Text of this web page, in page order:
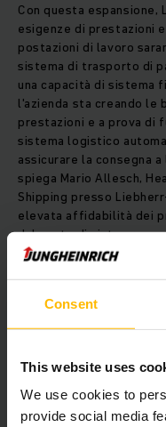
Consent
This website uses
We use cookies to
provide social media
Con questa
esigenze di prestazioni
postazioni di lavoro
sistema di trasporto di
una capacità di sistema
l'azienda sta creando le
prestazioni e a prova di
sistema logistico
assicurare la consegna
spiega Mario Allesch,
Shipping presso
elevata affidabilità dei
dal punto di vista
per la nostra